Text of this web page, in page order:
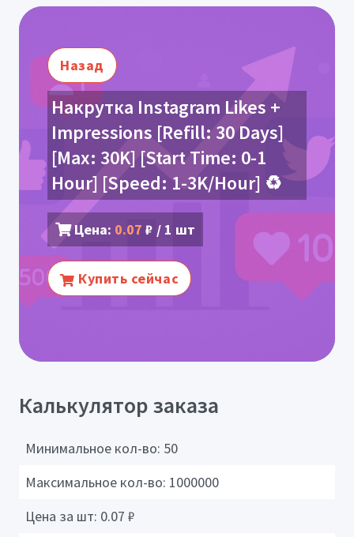
Назад
Накрутка Instagram Likes +
Impressions [Refill: 30 Days]
[Max: 30K] [Start Time: 0-1
Hour] [Speed: 1-3K/Hour] ♻️
Цена: 0.07 ₽ / 1 шт
Купить сейчас
Калькулятор заказа
Минимальное кол-во: 50
Максимальное кол-во: 1000000
Цена за шт: 0.07 ₽